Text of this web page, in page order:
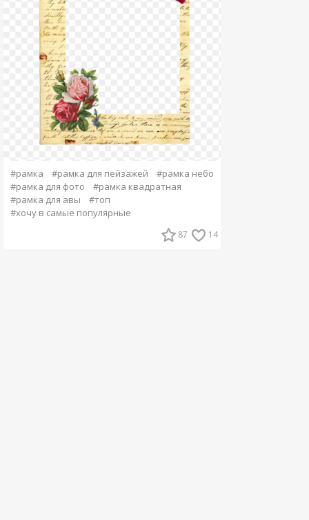
#рамка #рамка для пейзажей
#рамка небо
#рамка для фото
#рамка квадратная
#рамка для авы
#топ
#хочу в самые популярные
87 14